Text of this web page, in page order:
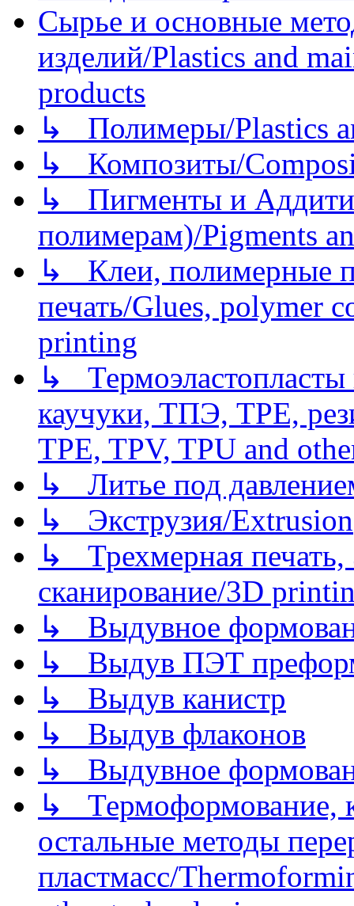
Сырье и основные
изделий/Plastics and
products
↳ Полимеры/Plastics
↳ Композиты/
↳ Пигменты и
полимерам)/Pigments
↳ Клеи, полимерные
печать/Glues, polymer
printing
↳
каучуки, ТПЭ, TPE,
TPE, TPV, TPU and
↳ Литье под
↳ Экструзия/Extrusion
↳ Трехмерная
сканирование/3D
↳ Выдувное
↳ Выдув ПЭТ
↳ Выдув канистр
↳ Выдув флаконов
↳ Выдувное
↳ Термоформование,
остальные методы
пластмасс/